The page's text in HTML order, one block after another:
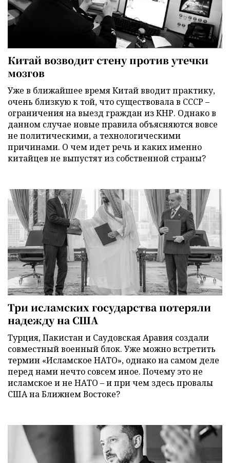
Китай возводит стену против утечки
мозгов
Уже в ближайшее время Китай вводит практику,
очень близкую к той, что существовала в СССР –
ограничения на выезд граждан из КНР. Однако в
данном случае новые правила объясняются вовсе
не политическими, а технологическими
причинами. О чем идет речь и каких именно
китайцев не выпустят из собственной страны?
Три исламских государства потеряли
надежду на США
Турция, Пакистан и Саудовская Аравия создали
совместный военный блок. Уже можно встретить
термин «Исламское НАТО», однако на самом деле
перед нами нечто совсем иное. Почему это не
исламское и не НАТО – и при чем здесь провалы
США на Ближнем Востоке?